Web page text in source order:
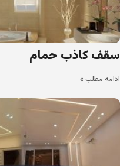
سقف کاذب حمام
ادامه مطلب »